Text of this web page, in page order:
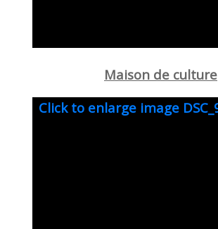
Maison de culture